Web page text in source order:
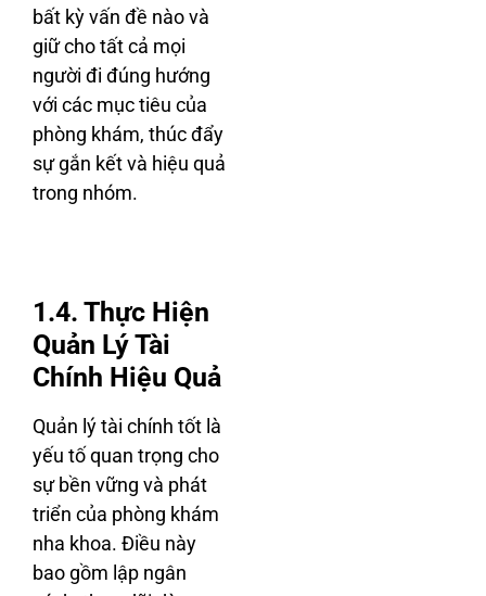
bất kỳ vấn đề nào và
giữ cho tất cả mọi
người đi đúng hướng
với các mục tiêu của
phòng khám, thúc đẩy
sự gắn kết và hiệu quả
trong nhóm.
1.4. Thực Hiện
Quản Lý Tài
Chính Hiệu Quả
Quản lý tài chính tốt là
yếu tố quan trọng cho
sự bền vững và phát
triển của phòng khám
nha khoa. Điều này
bao gồm lập ngân